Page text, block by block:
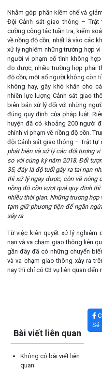
Nhằm góp phần kiềm chế và
Đội Cảnh sát giao thông – Trật
cường công tác tuần tra, kiểm
về nồng độ cồn, nhất là vào các
xử lý nghiêm những trường hợp
người vi phạm cố tình không
đo được, nhiều trường hợp phải
độ cồn; một số người không còn
không hay, gây khó khăn cho
nhiên lực lượng Cảnh sát giao
biên bản xử lý đối với những
đúng quy định của pháp luật.
huyện đã có khoảng 200 người
chính vi phạm về nồng độ cồn.
đội Cảnh sát giao thông – Trật tự
phát hiện và xử lý các đối tượng
so với cùng kỳ năm 2018. Đối
35, đây là độ tuổi gây ra tai nạn
thì xử lý ngay được, còn về nông
nồng độ cồn vượt quá quy định
nhiều thời gian. Những trường
tạm giữ phương tiện để ngăn
xảy ra
Từ việc kiên quyết xử lý nghiêm
nạn và va chạm giao thông liên
gần đây đã có những chuyển
và va chạm giao thông xảy ra
nay thì chỉ có 03 vụ liên quan đến
Sẻ
Bài viết liên quan
Không có bài viết liên
quan